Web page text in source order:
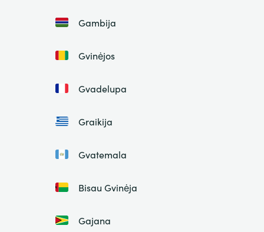
Gambija
Gvinėjos
Gvadelupa
Graikija
Gvatemala
Bisau Gvinėja
Gajana